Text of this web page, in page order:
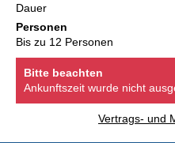
Dauer
Personen
Bis zu 12 Personen
Bitte beachten
Ankunftszeit wurde nicht
Vertrags- und